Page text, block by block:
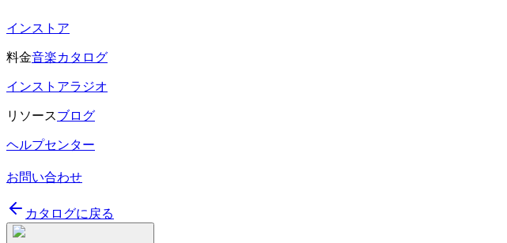
インストア
料金音楽カタログ
インストアラジオ
リソースブログ
ヘルプセンター
お問い合わせ
カタログに戻る